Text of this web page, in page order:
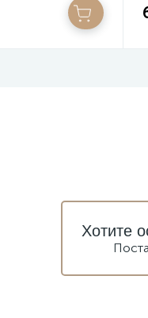
Хотите